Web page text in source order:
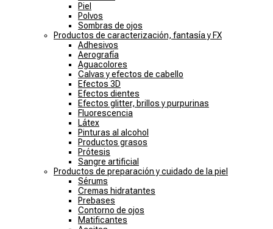
Piel
Polvos
Sombras de ojos
Productos de caracterización, fantasía y FX
Adhesivos
Aerografía
Aguacolores
Calvas y efectos de cabello
Efectos 3D
Efectos dientes
Efectos glitter, brillos y purpurinas
Fluorescencia
Látex
Pinturas al alcohol
Productos grasos
Prótesis
Sangre artificial
Productos de preparación y cuidado de la piel
Sérums
Cremas hidratantes
Prebases
Contorno de ojos
Matificantes